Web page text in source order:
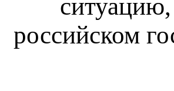
ситуацию,
российском